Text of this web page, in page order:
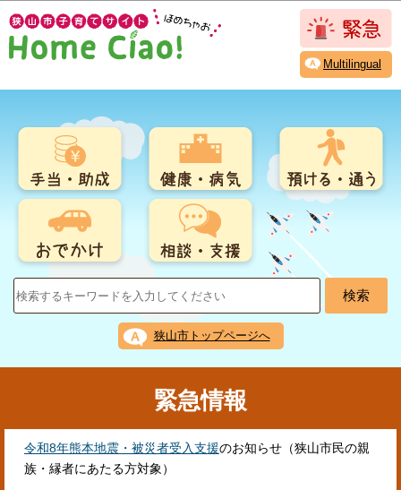
の
ペ
ジ
このページの本文へ移動
Multilingual
狭山市トップページへ
緊急情報
令和8年熊本地震・被災者受入支援のお知らせ（狭山市民の親
族・縁者にあたる方対象）